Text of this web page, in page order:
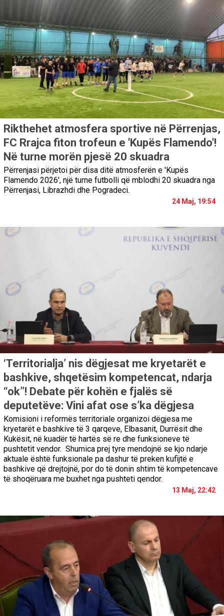
Rikthehet atmosfera sportive në Përrenjas,
FC Rrajca fiton trofeun e 'Kupës Flamendo'!
Në turne morën pjesë 20 skuadra
Përrenjasi përjetoi për disa ditë atmosferën e 'Kupës
Flamendo 2026', një turne futbolli që mblodhi 20 skuadra nga
Përrenjasi, Librazhdi dhe Pogradeci.
24 Maj, 19:54
‘Territorialja’ nis dëgjesat me kryetarët e
bashkive, shqetësim kompetencat, ndarja
“ok”! Debate për kohën e fjalës së
deputetëve: Vini afat ose s’ka dëgjesa
Komisioni i reformës territoriale organizoi dëgjesa me
kryetarët e bashkive të 3 qarqeve, Elbasanit, Durrësit dhe
Kukësit, në kuadër të hartës së re dhe funksioneve të
pushtetit vendor. Shumica prej tyre mendojnë se kjo ndarje
aktuale është funksionale pa dashur të preken kufijtë e
bashkive që drejtojnë, por do të donin shtim të kompetencave
të shoqëruara me buxhet nga pushteti qendor.
13 Maj, 22:42